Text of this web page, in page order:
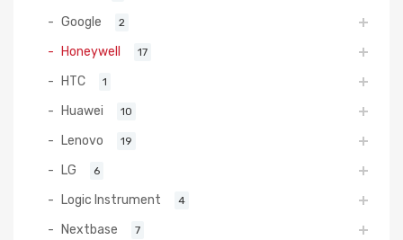
Google 2
Honeywell 17
HTC 1
Huawei 10
Lenovo 19
LG 6
Logic Instrument 4
Nextbase 7